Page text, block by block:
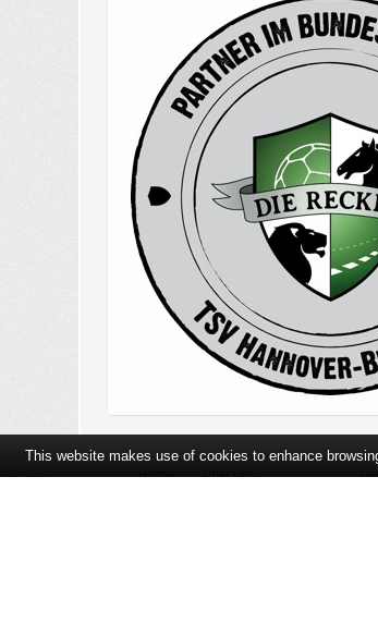
Home Über uns
This website makes use of cookies to enhance